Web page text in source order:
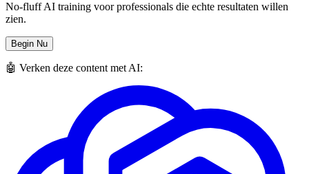
No-fluff AI training voor professionals die echte resultaten willen
zien.
Begin Nu
🤖 Verken deze content met AI: